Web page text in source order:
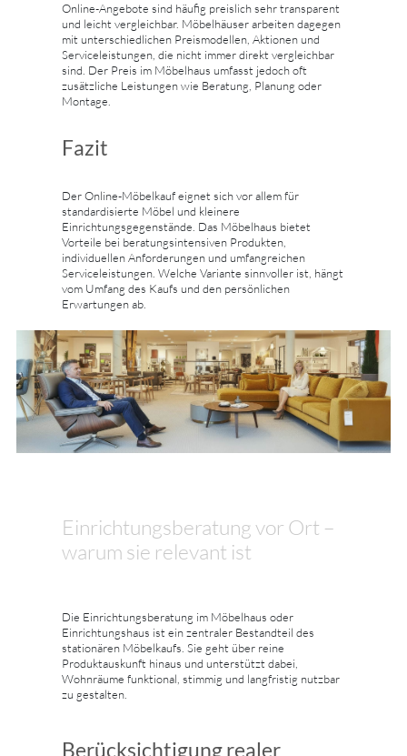
Online-Angebote sind häufig preislich sehr transparent
und leicht vergleichbar. Möbelhäuser arbeiten dagegen
mit unterschiedlichen Preismodellen, Aktionen und
Serviceleistungen, die nicht immer direkt vergleichbar
sind. Der Preis im Möbelhaus umfasst jedoch oft
zusätzliche Leistungen wie Beratung, Planung oder
Montage.
Fazit
Der Online-Möbelkauf eignet sich vor allem für
standardisierte Möbel und kleinere
Einrichtungsgegenstände. Das Möbelhaus bietet
Vorteile bei beratungsintensiven Produkten,
individuellen Anforderungen und umfangreichen
Serviceleistungen. Welche Variante sinnvoller ist, hängt
vom Umfang des Kaufs und den persönlichen
Erwartungen ab.
Einrichtungsberatung vor Ort –
warum sie relevant ist
Die Einrichtungsberatung im Möbelhaus oder
Einrichtungshaus ist ein zentraler Bestandteil des
stationären Möbelkaufs. Sie geht über reine
Produktauskunft hinaus und unterstützt dabei,
Wohnräume funktional, stimmig und langfristig nutzbar
zu gestalten.
Berücksichtigung realer